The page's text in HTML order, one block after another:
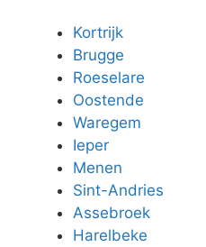
Kortrijk
Brugge
Roeselare
Oostende
Waregem
Ieper
Menen
Sint-Andries
Assebroek
Harelbeke